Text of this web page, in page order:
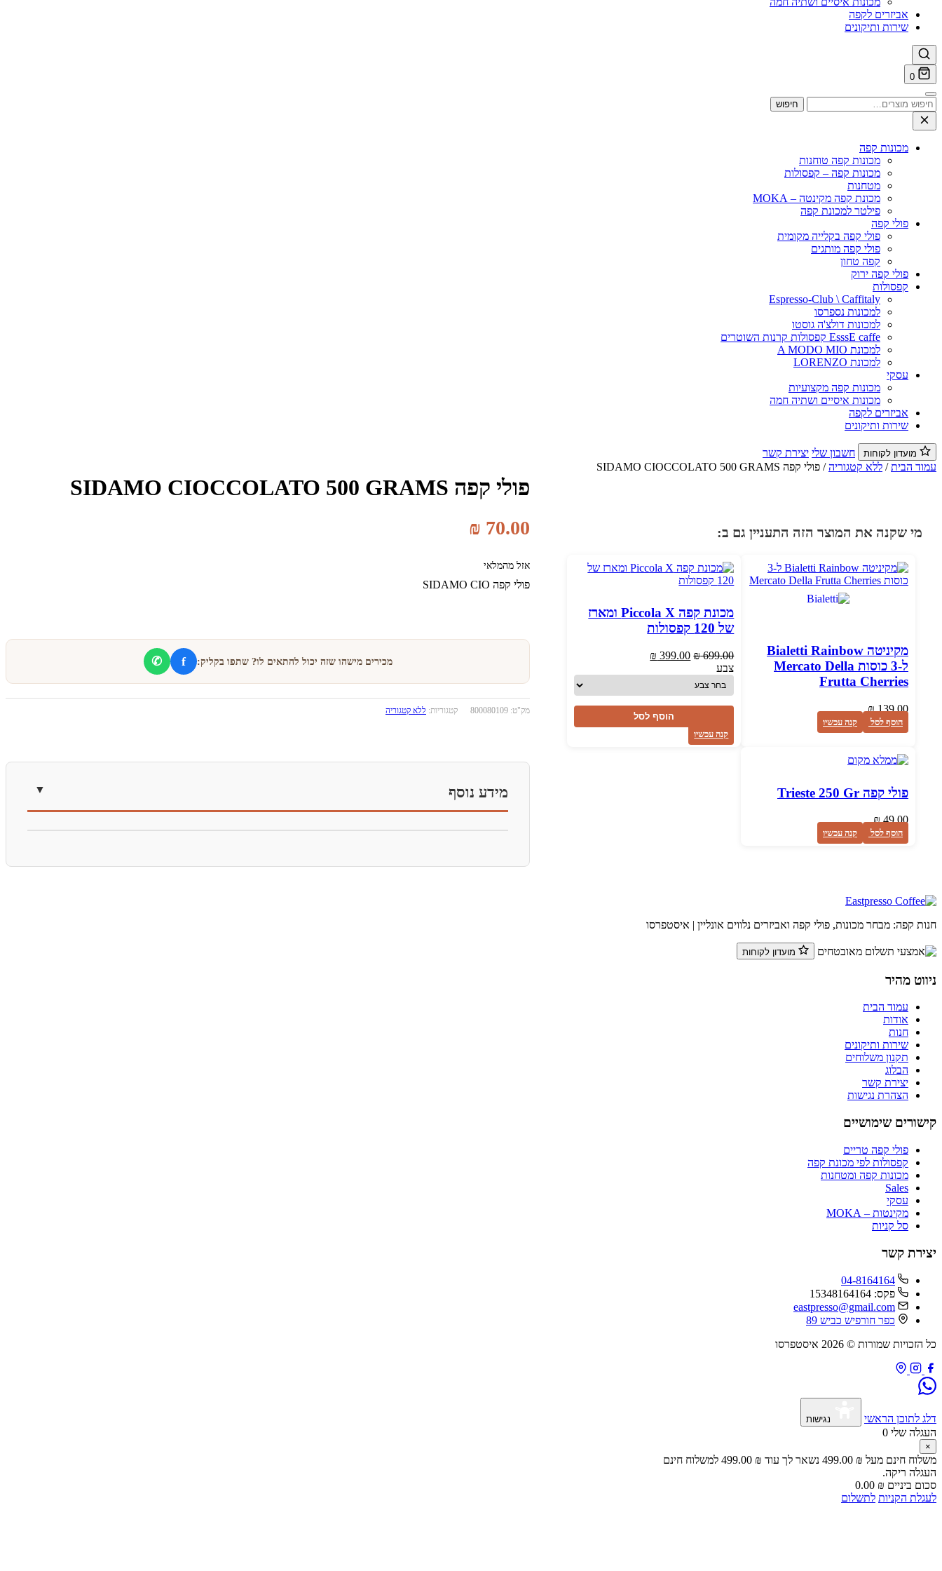
אביזרים לקפה
שירות ותיקונים
0
חיפוש
עבור:
חיפוש
מכונות קפה
מכונות קפה טוחנות
מכונות קפה – קפסולות
מטחנות
מכונת קפה מקינטה – MOKA
פילטר למכונת קפה
פולי קפה
פולי קפה בקלייה מקומית
פולי קפה מותגים
קפה טחון
פולי קפה ירוק
קפסולות
Espresso-Club \ Caffitaly
למכונות נספרסו
למכונות דולצ'ה גוסטו
EsssE caffe קפסולות קרנות השוטרים
למכונת A MODO MIO
למכונת LORENZO
עסקי
מכונות קפה מקצועיות
מכונות איסיים ושתיה חמה
אביזרים לקפה
שירות ותיקונים
חשבון שלי יצירת קשר
עמוד הבית/ ללא קטגוריה/ פולי קפה SIDAMO CIOCCOLATO 500 GRAMS
מי שקנה את המוצר הזה התעניין גם ב:
מקיניטה Bialetti Rainbow
ל-3 כוסות Mercato Della
Frutta Cherries
₪139.00
הוסף לסל קנה עכשיו
מכונת קפה Piccola X ומארז
של 120 קפסולות
₪699.00
המחיר
₪ 399.00
המחיר
צבע
הוסף לסל
קנה עכשיו
פולי קפה Trieste 250 Gr
₪49.00
הוסף לסל קנה עכשיו
פולי קפה SIDAMO CIOCCOLATO 500 GRAMS
₪ 70.00
אזל מהמלאי
פולי קפה SIDAMO CIO
מכירים מישהו שזה יכול להתאים לו? שתפו בקליק: f
✆
מק"ט: 800080109 קטגוריות: ללא קטגוריה
מידע נוסף
חנות קפה: מבחר מכונות, פולי קפה ואביזרים נלווים אונליין | איסטפרסו
ניווט מהיר
עמוד הבית
אודות
חנות
שירות ותיקונים
תקנון משלוחים
הבלוג
יצירת קשר
הצהרת נגישות
קישורים שימושיים
פולי קפה טריים
קפסולות לפי מכונת קפה
מכונות קפה ומטחנות
Sales
עסקי
מקינטות – MOKA
סל קניות
יצירת קשר
04-8164164
פקס: 15348164164
eastpresso@gmail.com
כפר חורפיש כביש 89
כל הזכויות שמורות © 2026 איסטפרסו
דלג לתוכן הראשי נגישות
העגלה שלי 0
×
משלוח חינם מעל ₪ נשאר לך עוד ₪
למשלוח חינם
העגלה ריקה.
סכום ביניים ₪
לעגלת הקניות לתשלום